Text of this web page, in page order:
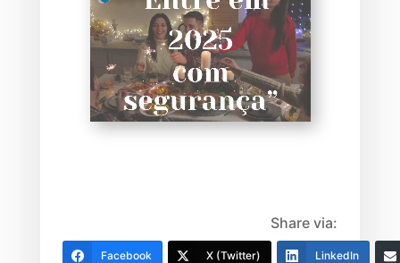
Share via:
Facebook X (Twitter) LinkedIn